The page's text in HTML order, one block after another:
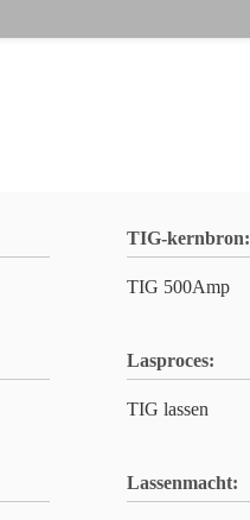
TIG-kernbron:
TIG 500Amp
Lasproces:
TIG lassen
Lassenmacht: